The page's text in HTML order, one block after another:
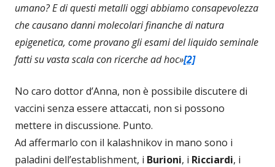
umano? E di questi metalli oggi abbiamo consapevolezza
che causano danni molecolari finanche di natura
epigenetica, come provano gli esami del liquido seminale
fatti su vasta scala con ricerche ad hoc»[2]
No caro dottor d’Anna, non è possibile discutere di
vaccini senza essere attaccati, non si possono
mettere in discussione. Punto.
Ad affermarlo con il kalashnikov in mano sono i
paladini dell’establishment, i Burioni, i Ricciardi, i